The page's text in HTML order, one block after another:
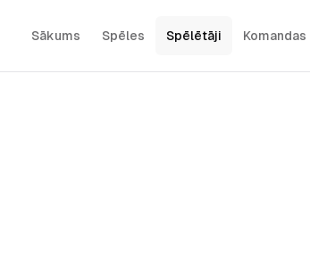
Sākums Spēles Spēlētāji Komandas